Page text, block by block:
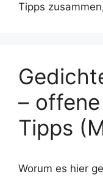
Tipps
–
Tipps
Worum es hier